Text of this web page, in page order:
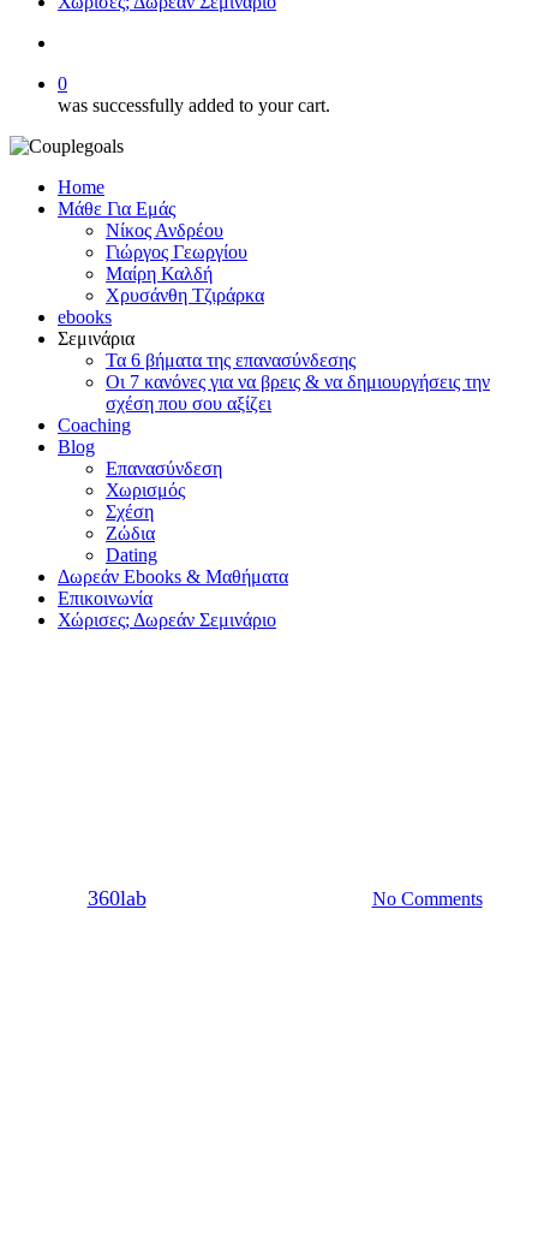
0
was successfully added to your cart.
Home
Μάθε Για Εμάς
Νίκος Ανδρέου
Γιώργος Γεωργίου
Μαίρη Καλδή
Χρυσάνθη Τζιράρκα
ebooks
Σεμινάρια
Τα 6 βήματα της επανασύνδεσης
Οι 7 κανόνες για να βρεις & να δημιουργήσεις την
σχέση που σου αξίζει
Coaching
Blog
Επανασύνδεση
Χωρισμός
Σχέση
Ζώδια
Dating
Δωρεάν Ebooks & Μαθήματα
Επικοινωνία
Χώρισες; Δωρεάν Σεμινάριο
360lab27/09/2021 No Comments